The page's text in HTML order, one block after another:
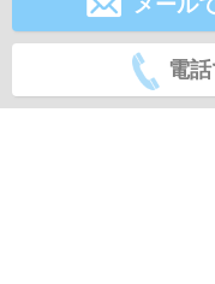
メール
電